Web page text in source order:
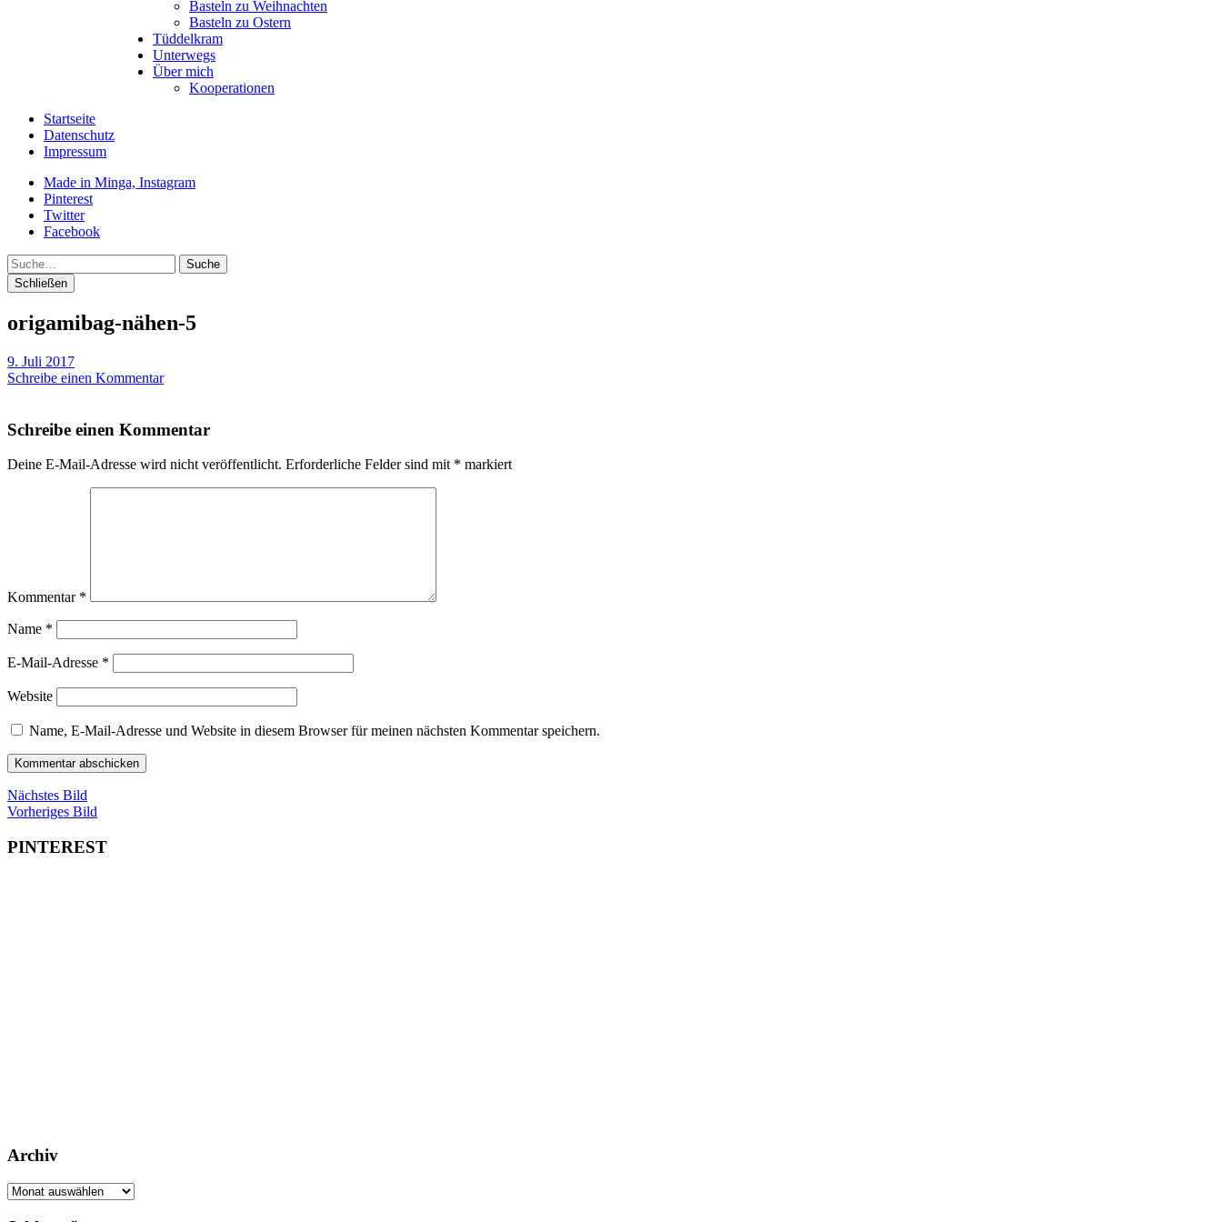
Basteln zu Weihnachten
Basteln zu Ostern
Tüddelkram
Unterwegs
Über mich
Kooperationen
Startseite
Datenschutz
Impressum
Made in Minga, Instagram
Pinterest
Twitter
Facebook
Suche
Schließen
origamibag-nähen-5
9. Juli 2017
Schreibe einen Kommentar
Schreibe einen Kommentar
Deine E-Mail-Adresse wird nicht veröffentlicht. Erforderliche Felder sind mit * markiert
Kommentar *
Name *
E-Mail-Adresse *
Website
Name, E-Mail-Adresse und Website in diesem Browser für meinen nächsten Kommentar speichern.
Nächstes Bild
Vorheriges Bild
PINTEREST
Archiv
Archiv